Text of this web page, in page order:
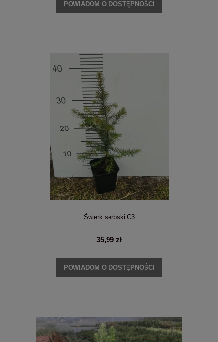
POWIADOM O DOSTĘPNOŚCI
Świerk serbski C3
35,99 zł
POWIADOM O DOSTĘPNOŚCI